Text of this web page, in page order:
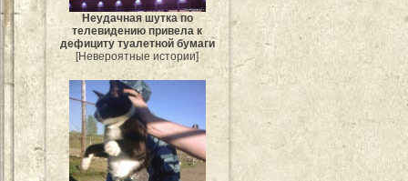
Неудачная шутка по
телевидению привела к
дефициту туалетной бумаги
[Невероятные истории]